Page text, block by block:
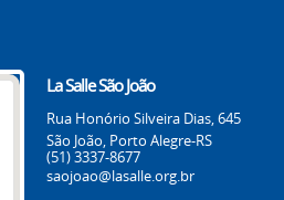
La Salle São João
Rua Honório Silveira Dias, 645
São João, Porto Alegre-RS
(51) 3337-8677
saojoao@lasalle.org.br